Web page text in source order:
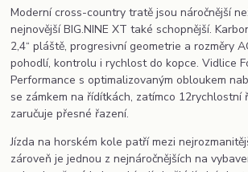
Moderní cross-country tratě jsou náročnější
nejnovější BIG.NINE XT také schopnější.
2,4“ pláště, progresivní geometrie a rozměry
pohodlí, kontrolu i rychlost do kopce. Vidlice
Performance s optimalizovaným obloukem
se zámkem na řídítkách, zatímco 12rychlostní
zaručuje přesné řazení.
Jízda na horském kole patří mezi
zároveň je jednou z nejnáročnějších na